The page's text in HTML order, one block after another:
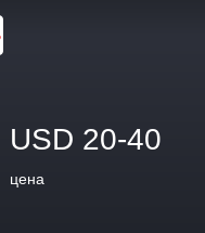
USD 20-40
цена